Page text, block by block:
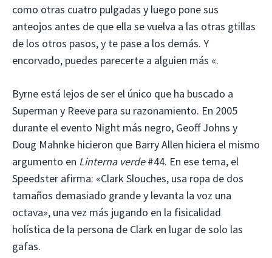
como otras cuatro pulgadas y luego pone sus
anteojos antes de que ella se vuelva a las otras gtillas
de los otros pasos, y te pase a los demás. Y
encorvado, puedes parecerte a alguien más «.
Byrne está lejos de ser el único que ha buscado a
Superman y Reeve para su razonamiento. En 2005
durante el evento Night más negro, Geoff Johns y
Doug Mahnke hicieron que Barry Allen hiciera el mismo
argumento en Linterna verde#44. En ese tema, el
Speedster afirma: «Clark Slouches, usa ropa de dos
tamaños demasiado grande y levanta la voz una
octava», una vez más jugando en la fisicalidad
holística de la persona de Clark en lugar de solo las
gafas.